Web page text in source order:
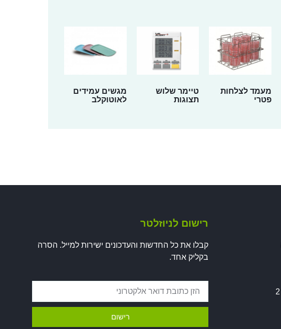
מעמד לצלחות
פטרי
טיימר שלוש
תצוגות
מגשים עמידים
לאוטוקלב
רישום לניוזלטר
קבלו את כל החדשות והעדכונים ישירות למייל. הסרה
בקליק אחד.
רישום